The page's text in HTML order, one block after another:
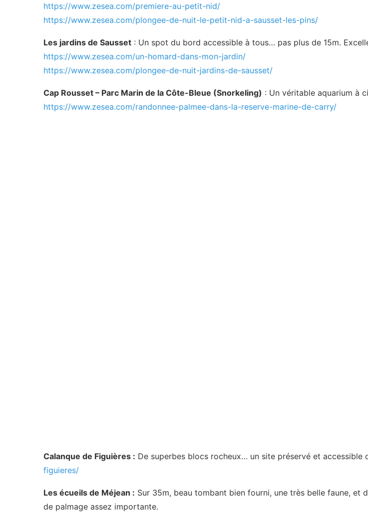
https://www.zesea.com/premiere-au-petit-nid/
https://www.zesea.com/plongee-de-nuit-le-petit-nid-a-sausset-les-pins/
Les jardins de Sausset : Un spot du bord accessible à tous… pas plus de 15m.
https://www.zesea.com/un-homard-dans-mon-jardin/
https://www.zesea.com/plongee-de-nuit-jardins-de-sausset/
Cap Rousset – Parc Marin de la Côte-Bleue (Snorkeling) : Un véritable aquarium à
https://www.zesea.com/randonnee-palmee-dans-la-reserve-marine-de-carry/
Calanque de Figuières : De superbes blocs rocheux… un site préservé et accessible
figuieres/
Les écueils de Méjean : Sur 35m, beau tombant bien fourni, une très belle faune, et
de palmage assez importante.